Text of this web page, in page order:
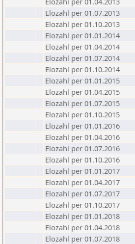
Elozahl per 01.07.2013
Elozahl per 01.10.2013
Elozahl per 01.01.2014
Elozahl per 01.04.2014
Elozahl per 01.07.2014
Elozahl per 01.10.2014
Elozahl per 01.01.2015
Elozahl per 01.04.2015
Elozahl per 01.07.2015
Elozahl per 01.10.2015
Elozahl per 01.01.2016
Elozahl per 01.04.2016
Elozahl per 01.07.2016
Elozahl per 01.10.2016
Elozahl per 01.01.2017
Elozahl per 01.04.2017
Elozahl per 01.07.2017
Elozahl per 01.10.2017
Elozahl per 01.01.2018
Elozahl per 01.04.2018
Elozahl per 01.07.2018